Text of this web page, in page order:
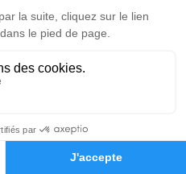
Hommages
à 14h30